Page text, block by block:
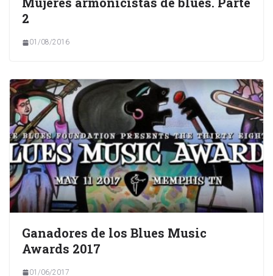
2
01/08/2016
Ganadores de los Blues Music
Awards 2017
01/06/2017